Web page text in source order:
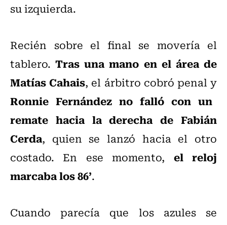
su izquierda.
Recién sobre el final se movería el
tablero.Tras una mano en el área de
Matías Cahais, el árbitro cobró penal y
Ronnie Fernández no falló con un
remate hacia la derecha de Fabián
Cerda, quien se lanzó hacia el otro
costado. En ese momento, el reloj
marcaba los 86’.
Cuando parecía que los azules se